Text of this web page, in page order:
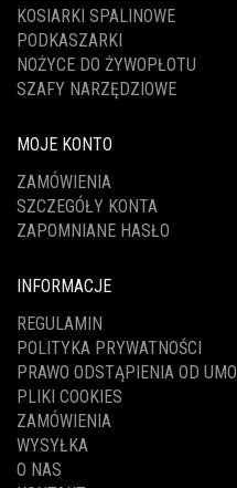
KOSIARKI SPALINOWE
PODKASZARKI
NOŻYCE DO ŻYWOPŁOTU
SZAFY NARZĘDZIOWE
MOJE KONTO
ZAMÓWIENIA
SZCZEGÓŁY KONTA
ZAPOMNIANE HASŁO
INFORMACJE
REGULAMIN
POLITYKA PRYWATNOŚCI
PRAWO ODSTĄPIENIA OD
PLIKI COOKIES
ZAMÓWIENIA
WYSYŁKA
O NAS